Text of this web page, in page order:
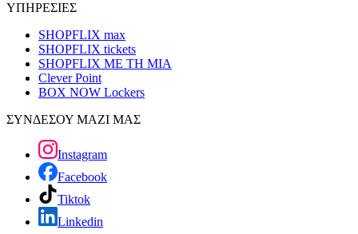
ΥΠΗΡΕΣΙΕΣ
SHOPFLIX max
SHOPFLIX tickets
SHOPFLIX ΜΕ ΤΗ ΜΙΑ
Clever Point
BOX NOW Lockers
ΣΥΝΔΕΣΟΥ ΜΑΖΙ ΜΑΣ
Instagram
Facebook
Tiktok
Linkedin